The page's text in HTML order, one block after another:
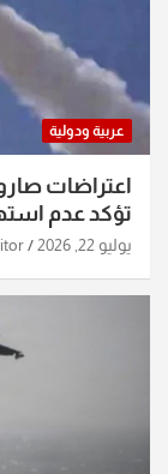
عربية ودولية
اعتراضات
تؤكد عدم
يوليو 22, 2026